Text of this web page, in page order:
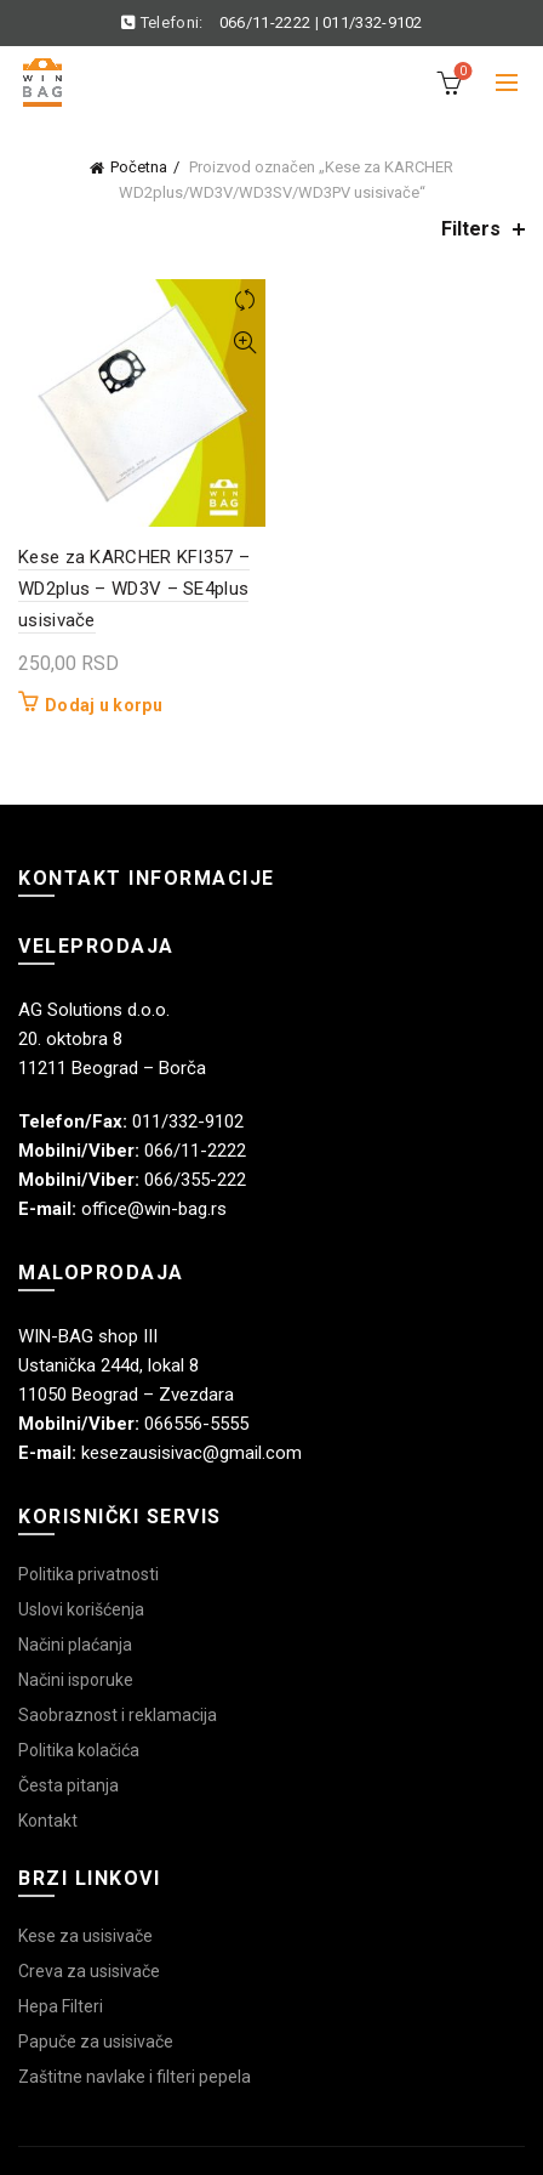
Telefoni: 066/11-2222 |011/332-9102
0
Početna
Proizvod označen „Kese za KARCHER
WD2plus/WD3V/WD3SV/WD3PV usisivače“
Filters
Kese za KARCHER KFI357 –
WD2plus – WD3V – SE4plus
usisivače
250,00 RSD
Dodaj u korpu
KONTAKT INFORMACIJE
VELEPRODAJA
AG Solutions d.o.o.
20. oktobra 8
11211 Beograd – Borča
Telefon/Fax: 011/332-9102
Mobilni/Viber: 066/11-2222
Mobilni/Viber: 066/355-222
E-mail: office@win-bag.rs
MALOPRODAJA
WIN-BAG shop III
Ustanička 244d, lokal 8
11050 Beograd – Zvezdara
Mobilni/Viber: 066556-5555
E-mail: kesezausisivac@gmail.com
KORISNIČKI SERVIS
Politika privatnosti
Uslovi korišćenja
Načini plaćanja
Načini isporuke
Saobraznost i reklamacija
Politika kolačića
Česta pitanja
Kontakt
BRZI LINKOVI
Kese za usisivače
Creva za usisivače
Hepa Filteri
Papuče za usisivače
Zaštitne navlake i filteri pepela